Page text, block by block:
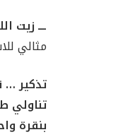
ـــ زيت
مثالي
تذكير …
تناولي
بنقرة